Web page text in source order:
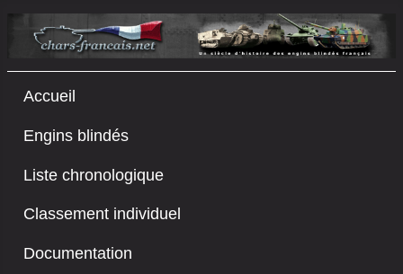
Accueil
Engins blindés
Liste chronologique
Classement individuel
Documentation